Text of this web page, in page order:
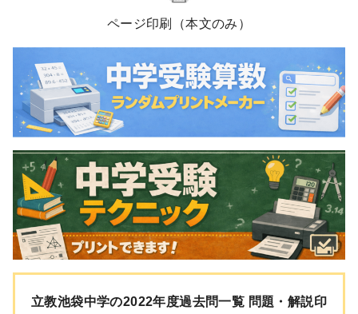
ページ印刷（本文のみ）
立教池袋中学の2022年度過去問一覧 問題・解説印